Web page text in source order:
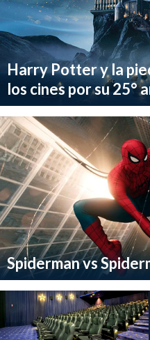
Harry Potter y la
los cines por su 25°
Spiderman vs